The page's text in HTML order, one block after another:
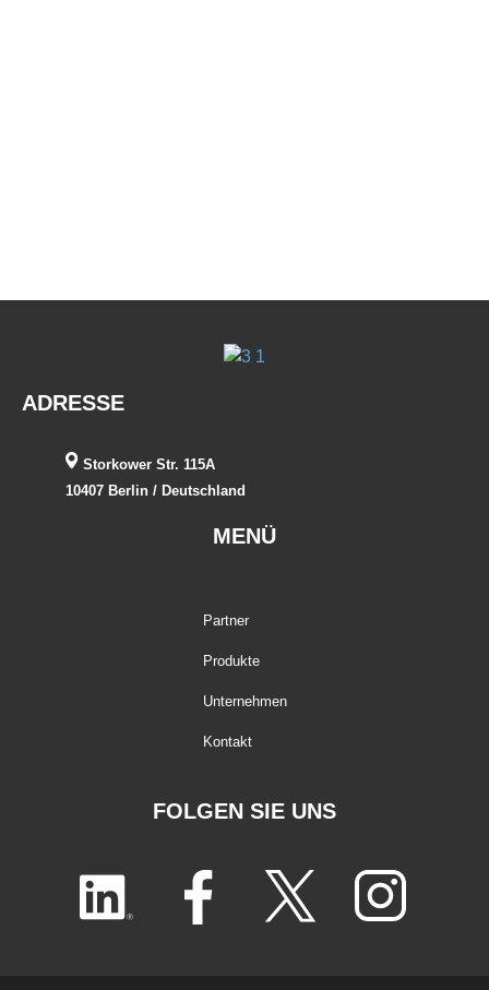
ADRESSE
Storkower Str. 115A
10407 Berlin / Deutschland
MENÜ
Partner
Produkte
Unternehmen
Kontakt
FOLGEN SIE UNS